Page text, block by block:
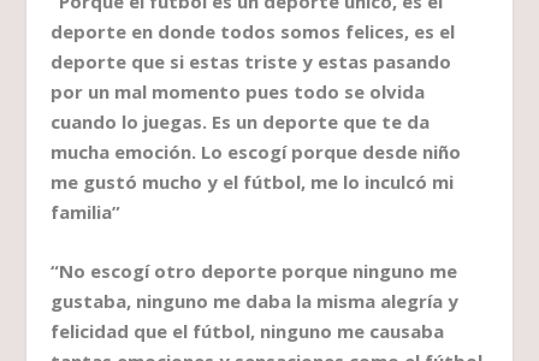
deporte en donde todos somos felices, es el
deporte que si estas triste y estas pasando
por un mal momento pues todo se olvida
cuando lo juegas. Es un deporte que te da
mucha emoción. Lo escogí porque desde niño
me gustó mucho y el fútbol, me lo inculcó mi
familia”
“No escogí otro deporte porque ninguno me
gustaba, ninguno me daba la misma alegría y
felicidad que el fútbol, ninguno me causaba